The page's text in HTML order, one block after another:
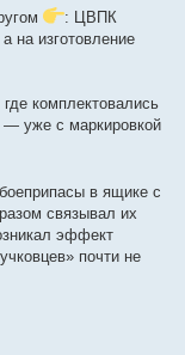
: ЦВПК
на изготовление
комплектовались
— уже с маркировкой
в ящике с
связывал их
эффект
почти не